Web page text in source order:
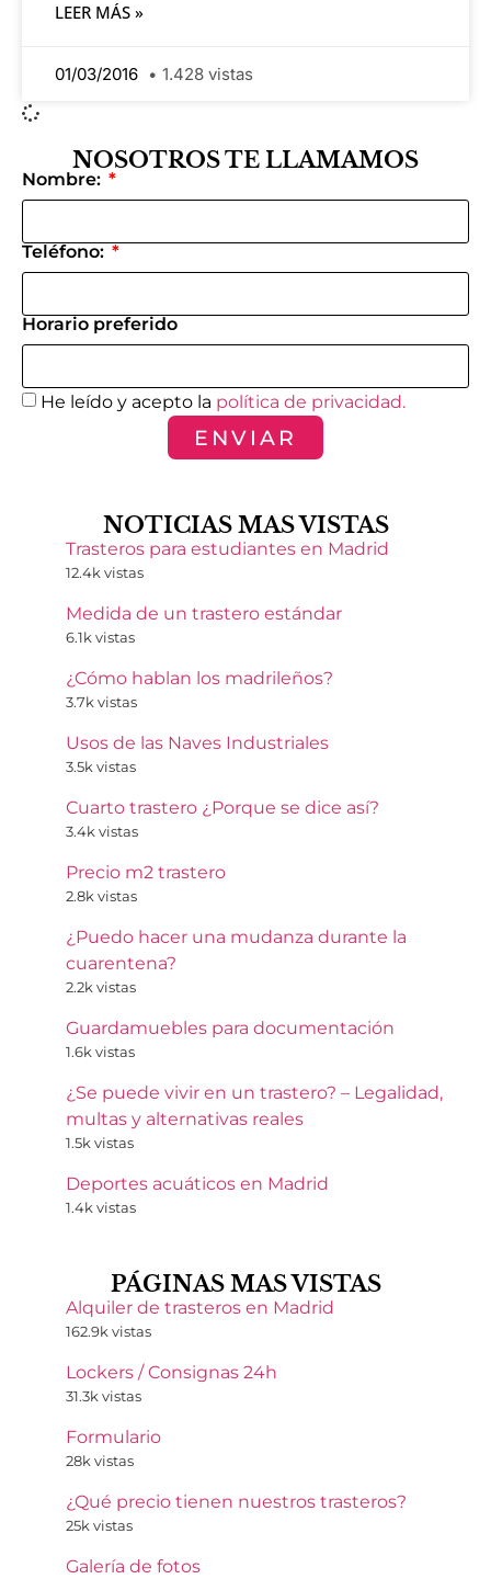
LEER MÁS »
01/03/2016 1.428 vistas
NOSOTROS TE LLAMAMOS
Nombre:
Teléfono:
Horario preferido
He leído y acepto la política de privacidad.
ENVIAR
NOTICIAS MAS VISTAS
Trasteros para estudiantes en Madrid
12.4k vistas
Medida de un trastero estándar
6.1k vistas
¿Cómo hablan los madrileños?
3.7k vistas
Usos de las Naves Industriales
3.5k vistas
Cuarto trastero ¿Porque se dice así?
3.4k vistas
Precio m2 trastero
2.8k vistas
¿Puedo hacer una mudanza durante la
cuarentena?
2.2k vistas
Guardamuebles para documentación
1.6k vistas
¿Se puede vivir en un trastero? – Legalidad,
multas y alternativas reales
1.5k vistas
Deportes acuáticos en Madrid
1.4k vistas
PÁGINAS MAS VISTAS
Alquiler de trasteros en Madrid
162.9k vistas
Lockers / Consignas 24h
31.3k vistas
Formulario
28k vistas
¿Qué precio tienen nuestros trasteros?
25k vistas
Galería de fotos